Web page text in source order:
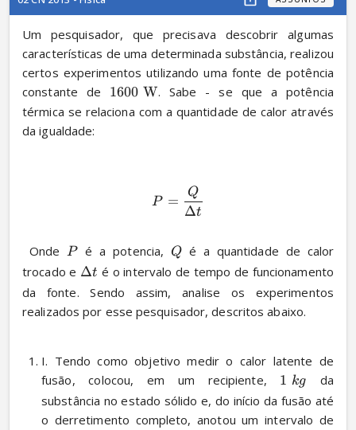
Um pesquisador, que precisava descobrir algumas
características de uma determinada substância, realizou
certos experimentos utilizando uma fonte de potência
constante de 1600 W. Sabe - se que a potência
térmica se relaciona com a quantidade de calor através
da igualdade:
P =
Δt
Q
Onde P é a potencia, Q é a quantidade de calor
trocado e Δt é o intervalo de tempo de funcionamento
da fonte. Sendo assim, analise os experimentos
realizados por esse pesquisador, descritos abaixo.
I. Tendo como objetivo medir o calor latente de
fusão, colocou, em um recipiente, 1 kg
da
substância no estado sólido e, do início da fusão até
o derretimento completo, anotou um intervalo de